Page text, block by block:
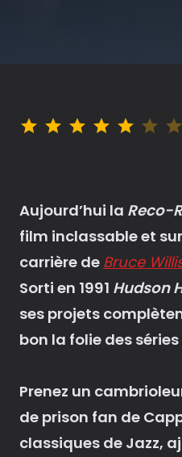
Aujourd’hui la Reco-
film inclassable et
carrière de Bruce
Sorti en 1991 Hudson
ses projets
bon la folie des séries
Prenez un
de prison fan de
classiques de Jazz,